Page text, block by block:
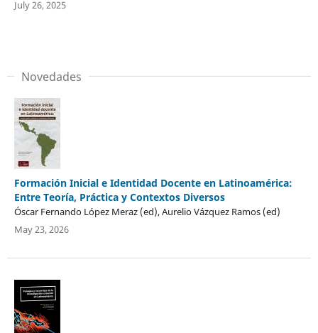
July 26, 2025
Novedades
Formación Inicial e Identidad Docente en Latinoamérica:
Entre Teoría, Práctica y Contextos Diversos
Óscar Fernando López Meraz (ed), Aurelio Vázquez Ramos (ed)
May 23, 2026